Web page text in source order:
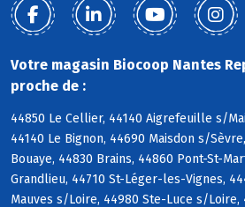
Votre magasin Biocoop Nantes
proche de :
44850 Le Cellier, 44140 Aigrefeuille s/
44140 Le Bignon, 44690 Maisdon s/
Bouaye, 44830 Brains, 44860 Pont-St-
Grandlieu, 44710 St-Léger-les-Vignes,
Mauves s/Loire, 44980 Ste-Luce s/Loire,